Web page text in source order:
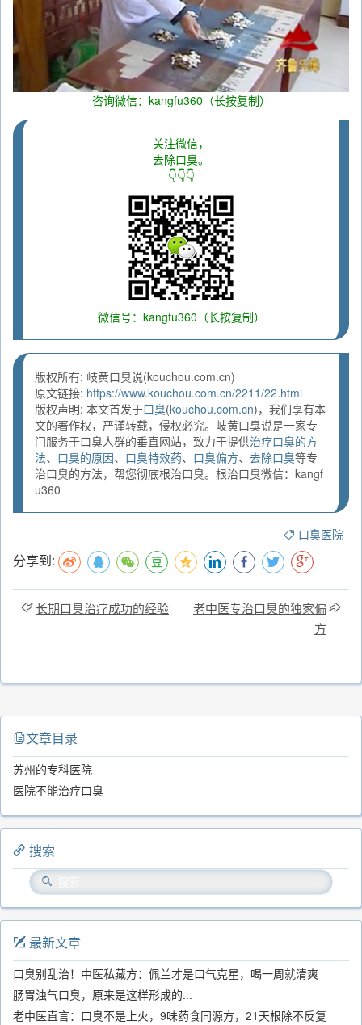
咨询微信：kangfu360（长按复制）
关注微信，
去除口臭。
👇👇👇
微信号：kangfu360（长按复制）
版权所有: 岐黄口臭说(kouchou.com.cn)
原文链接: https://www.kouchou.com.cn/2211/22.html
版权声明: 本文首发于口臭(kouchou.com.cn)，我们享有本
文的著作权，严谨转载，侵权必究。岐黄口臭说是一家专
门服务于口臭人群的垂直网站，致力于提供治疗口臭的方
法、 口臭的原因、 口臭特效药、 口臭偏方、 去除口臭等专
治口臭的方法，帮您彻底根治口臭。根治口臭微信：kangf
u360
口臭医院
分享到:
长期口臭治疗成功的经验
老中医专治口臭的独家偏
方
文章目录
苏州的专科医院
医院不能治疗口臭
搜索
最新文章
口臭别乱治！中医私藏方：佩兰才是口气克星，喝一周就清爽
肠胃浊气口臭，原来是这样形成的...
老中医直言：口臭不是上火，9味药食同源方，21天根除不反复